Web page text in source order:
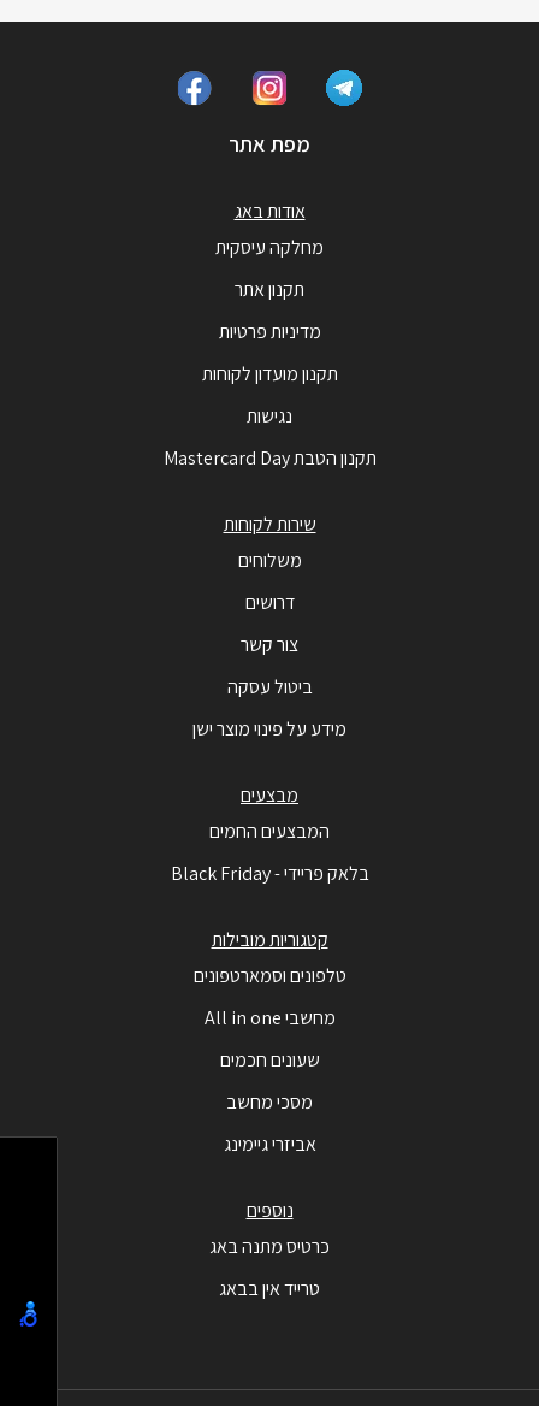
מפת אתר
אודות באג
מחלקה עיסקית
תקנון אתר
מדיניות פרטיות
תקנון מועדון לקוחות
נגישות
תקנון הטבת Mastercard Day
שירות לקוחות
משלוחים
דרושים
צור קשר
ביטול עסקה
מידע על פינוי מוצר ישן
מבצעים
המבצעים החמים
בלאק פריידי - Black Friday
קטגוריות מובילות
טלפונים וסמארטפונים
מחשבי All in one
שעונים חכמים
מסכי מחשב
אביזרי גיימינג
נוספים
כרטיס מתנה באג
טרייד אין בבאג